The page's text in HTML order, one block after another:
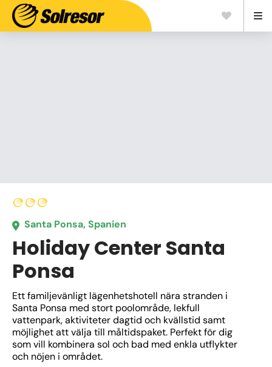
Santa Ponsa, Spanien
Holiday Center Santa
Ponsa
Ett familjevänligt lägenhetshotell nära stranden i
Santa Ponsa med stort poolområde, lekfull
vattenpark, aktiviteter dagtid och kvällstid samt
möjlighet att välja till måltidspaket. Perfekt för dig
som vill kombinera sol och bad med enkla utflykter
och nöjen i området.